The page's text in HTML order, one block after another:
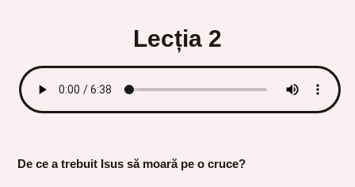
Lecția 2
De ce a trebuit Isus să moară pe o cruce?